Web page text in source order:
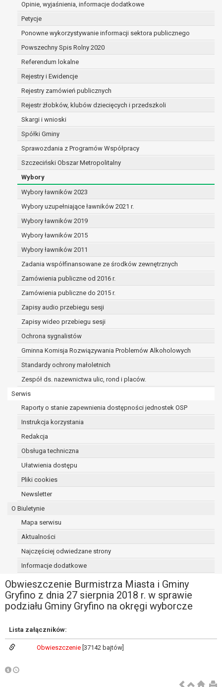
Opinie, wyjaśnienia, informacje dodatkowe
Petycje
Ponowne wykorzystywanie informacji sektora publicznego
Powszechny Spis Rolny 2020
Referendum lokalne
Rejestry i Ewidencje
Rejestry zamówień publicznych
Rejestr żłobków, klubów dziecięcych i przedszkoli
Skargi i wnioski
Spółki Gminy
Sprawozdania z Programów Współpracy
Szczeciński Obszar Metropolitalny
Wybory
Wybory ławników 2023
Wybory uzupełniające ławników 2021 r.
Wybory ławników 2019
Wybory ławników 2015
Wybory ławników 2011
Zadania współfinansowane ze środków zewnętrznych
Zamówienia publiczne od 2016 r.
Zamówienia publiczne do 2015 r.
Zapisy audio przebiegu sesji
Zapisy wideo przebiegu sesji
Ochrona sygnalistów
Gminna Komisja Rozwiązywania Problemów Alkoholowych
Standardy ochrony małoletnich
Zespół ds. nazewnictwa ulic, rond i placów.
Serwis
Raporty o stanie zapewnienia dostępności jednostek OSP
Instrukcja korzystania
Redakcja
Obsługa techniczna
Ułatwienia dostępu
Pliki cookies
Newsletter
O Biuletynie
Mapa serwisu
Aktualności
Najczęściej odwiedzane strony
Informacje dodatkowe
Obwieszczenie Burmistrza Miasta i Gminy
Gryfino z dnia 27 sierpnia 2018 r. w sprawie
podziału Gminy Gryfino na okręgi wyborcze
Lista załączników:
Obwieszczenie [37142 bajtów]
dane są nieprawidłowe lub
prawo do żądania usunięcia danych
osobowych (tzw. prawo do bycia
zapomnianym) na podstawie art. 17 RODO,
w przypadku gdy:
dane nie są już niezbędne do celów,
sposób przetwarzane,
osoba, której dane dotyczą, wniosła
sprzeciw wobec przetwarzania
danych osobowych,
zgodę na przetwarzanie danych
osobowych, która jest podstawą
przetwarzania danych i nie ma innej
danych,
dane osobowe przetwarzane są
niezgodnie z prawem,
dane osobowe muszą być usunięte w
celu wywiązania się z obowiązku
prawo do żądania ograniczenia
przetwarzania danych osobowych na
podstawie art. 18 RODO, w przypadku gdy:
osoba, której dane dotyczą
kwestionuje prawidłowość danych
osobowych – na okres pozwalający
administratorowi sprawdzić
przetwarzanie danych jest niezgodne
z prawem, a osoba, której dane
dotyczą, sprzeciwia się usunięciu
danych, żądając w zamian ich
ograniczenia,
danych dla swoich celów, ale osoba,
której dane dotyczą, potrzebuje ich do
ustalenia, obrony lub dochodzenia
roszczeń,
osoba, której dane dotyczą, wniosła
sprzeciw wobec przetwarzania
danych - do czasu ustalenia czy
prawnie uzasadnione podstawy po
podstawie art. 20 RODO, w przypadku gdy
przetwarzanie danych odbywa się na
której dane dotyczą lub na podstawie
zgody wyrażonej przez tą osobę,
przetwarzanie odbywa się w sposób
zautomatyzowany;
danych na podstawie art. 21 RODO, wobec
przetwarzania danych osobowych, którego
podstawą prawną jest:
interesie publicznym lub w ramach